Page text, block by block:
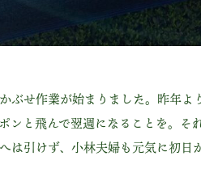
ぶせ作業が始まりました。昨年よ
ンと飛んで翌週になることを。そ
は引けず、小林夫婦も元気に初日